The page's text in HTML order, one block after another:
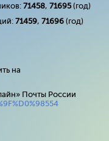
71458, 71695(год)
71459, 71696 (год)
на
Почты России